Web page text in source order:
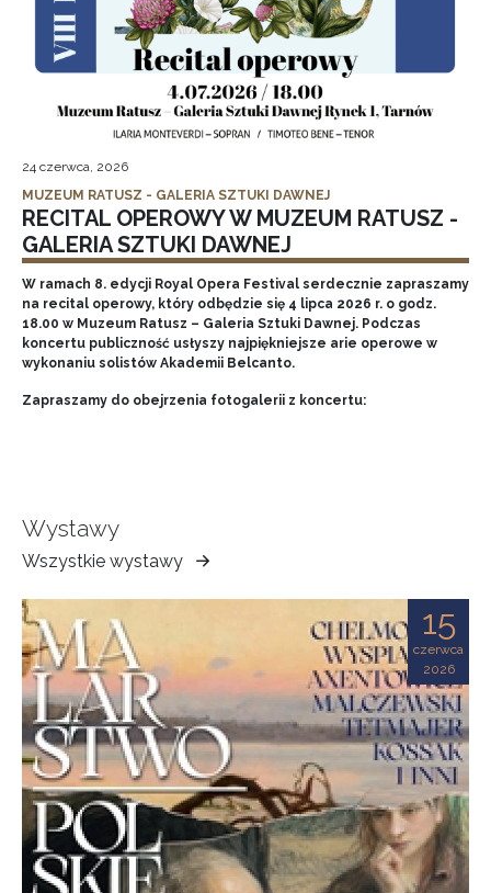
24 czerwca, 2026
MUZEUM RATUSZ - GALERIA SZTUKI DAWNEJ
RECITAL OPEROWY W MUZEUM RATUSZ -
GALERIA SZTUKI DAWNEJ
W ramach 8. edycji Royal Opera Festival serdecznie zapraszamy
na recital operowy, który odbędzie się 4 lipca 2026 r. o godz.
18.00 w Muzeum Ratusz – Galeria Sztuki Dawnej. Podczas
koncertu publiczność usłyszy najpiękniejsze arie operowe w
wykonaniu solistów Akademii Belcanto.
Zapraszamy do obejrzenia fotogalerii z koncertu:
Wystawy
Wszystkie wystawy
Muzeum
Ziemi
Tarnowskiej
15
czerwca
2026